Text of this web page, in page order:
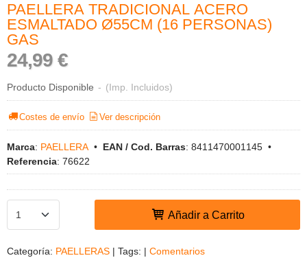
PAELLERA TRADICIONAL ACERO
ESMALTADO Ø55CM (16 PERSONAS)
GAS
24,99 €
Producto Disponible - (Imp. Incluidos)
Costes de envío Ver descripción
Marca: PAELLERA • EAN / Cod. Barras: 8411470001145 •
Referencia: 76622
Añadir a Carrito
Categoría: PAELLERAS | Tags: | Comentarios